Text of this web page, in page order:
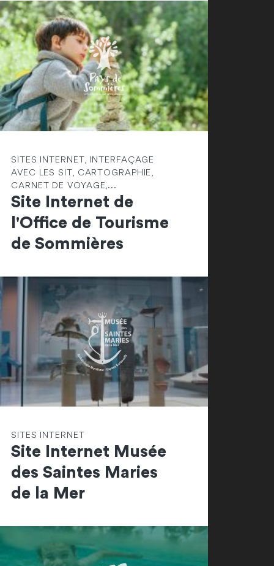
SITES INTERNET, INTERFAÇAGE
AVEC LES SIT, CARTOGRAPHIE,
CARNET DE VOYAGE,...
Site Internet de
l'Office de Tourisme
de Sommières
SITES INTERNET
Site Internet Musée
des Saintes Maries
de la Mer